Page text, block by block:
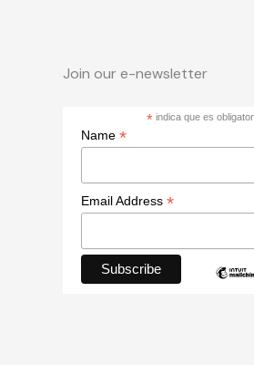
Join our e-newsletter
*indica que es
Name *
Email Address *